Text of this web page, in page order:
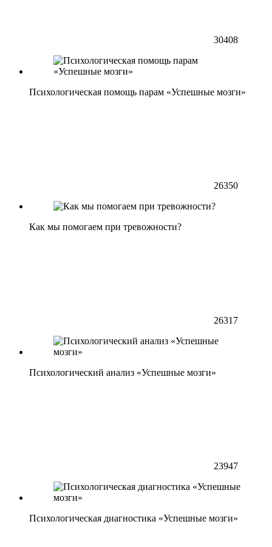
30408
Психологическая помощь парам «Успешные мозги»
26350
Как мы помогаем при тревожности?
26317
Психологический анализ «Успешные мозги»
23947
Психологическая диагностика «Успешные мозги»